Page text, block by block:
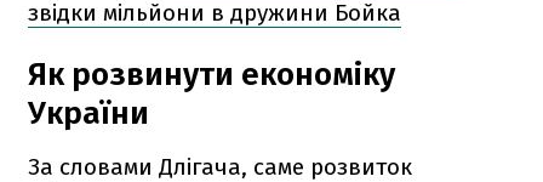
звідки мільйони в дружини Бойка
Як розвинути економіку
України
За словами Длігача, саме розвиток